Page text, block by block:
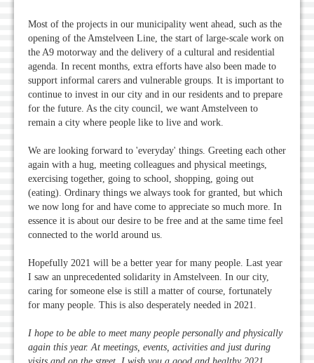
Most of the projects in our municipality went ahead, such as the
opening of the Amstelveen Line, the start of large-scale work on
the A9 motorway and the delivery of a cultural and residential
agenda. In recent months, extra efforts have also been made to
support informal carers and vulnerable groups. It is important to
continue to invest in our city and in our residents and to prepare
for the future. As the city council, we want Amstelveen to
remain a city where people like to live and work.
We are looking forward to 'everyday' things. Greeting each other
again with a hug, meeting colleagues and physical meetings,
exercising together, going to school, shopping, going out
(eating). Ordinary things we always took for granted, but which
we now long for and have come to appreciate so much more. In
essence it is about our desire to be free and at the same time feel
connected to the world around us.
Hopefully 2021 will be a better year for many people. Last year
I saw an unprecedented solidarity in Amstelveen. In our city,
caring for someone else is still a matter of course, fortunately
for many people. This is also desperately needed in 2021.
I hope to be able to meet many people personally and physically
again this year. At meetings, events, activities and just during